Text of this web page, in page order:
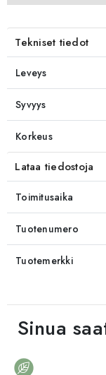
Tekniset tiedot
Leveys
Syvyys
Korkeus
Lataa tiedostoja
Toimitusaika
Tuotenumero
Tuotemerkki
Sinua